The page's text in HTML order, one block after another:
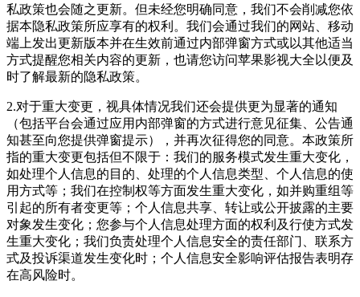
私政策也会随之更新。但未经您明确同意，我们不会削减您依
据本隐私政策所应享有的权利。我们会通过我们的网站、移动
端上发出更新版本并在生效前通过内部弹窗方式或以其他适当
方式提醒您相关内容的更新，也请您访问苹果影视大全以便及
时了解最新的隐私政策。
2.对于重大变更，视具体情况我们还会提供更为显著的通知
（包括平台会通过应用内部弹窗的方式进行意见征集、公告通
知甚至向您提供弹窗提示），并再次征得您的同意。本政策所
指的重大变更包括但不限于：我们的服务模式发生重大变化，
如处理个人信息的目的、处理的个人信息类型、个人信息的使
用方式等；我们在控制权等方面发生重大变化，如并购重组等
引起的所有者变更等；个人信息共享、转让或公开披露的主要
对象发生变化；您参与个人信息处理方面的权利及行使方式发
生重大变化；我们负责处理个人信息安全的责任部门、联系方
式及投诉渠道发生变化时；个人信息安全影响评估报告表明存
在高风险时。